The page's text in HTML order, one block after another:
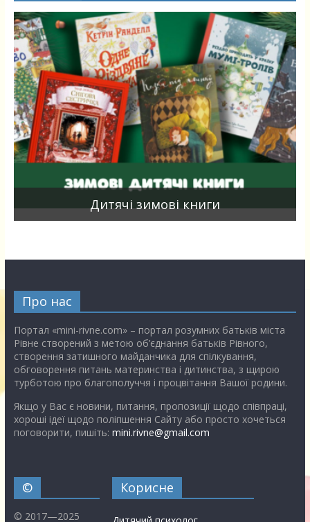
Дитячі зимові книги
Про нас
Портал «mini-rivne.com» – портал розумних батьків міста
Рівне створений з метою об’єднання батьків Рівного,
створення затишного майданчика для спілкування,
обговорення питань материнства і дитинства, з щирою
турботою про благополуччя і процвітання Вашої родини.
Якщо у Вас є новини, питання, пропозиції щодо співпраці,
хороші ідеї щодо поліпшення Сайту або просто хочеться
поговорити, пишіть: mini.rivne@gmail.com
©
© 2017—2025
Корисне